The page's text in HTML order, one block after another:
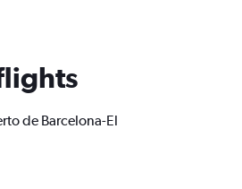
de Barcelona-El